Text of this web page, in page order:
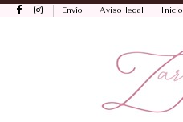
Envío Aviso legal Inicio